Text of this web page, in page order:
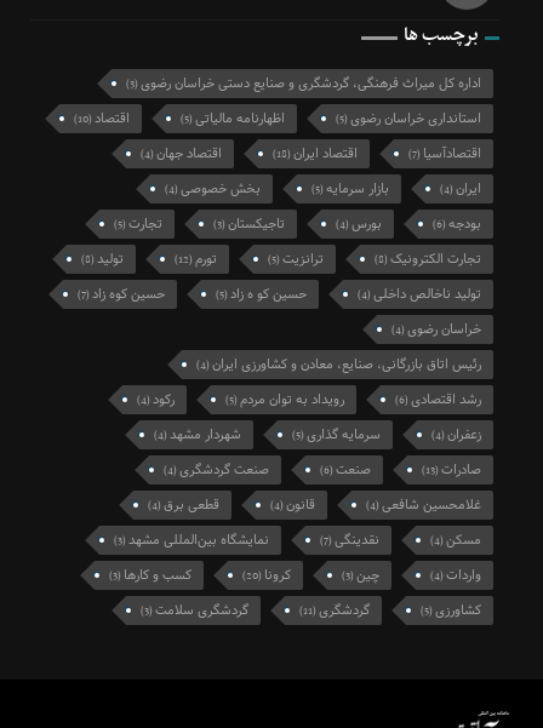
برچسب ها
اداره کل میراث فرهنگی، گردشگری و صنایع دستی خراسان رضوی(3)
استانداری خراسان رضوی(5) اظهارنامه مالیاتی(5) اقتصاد(10)
اقتصادآسیا (7) اقتصاد ایران(18) اقتصاد جهان(4)
ایران(4) بازار سرمایه(5) بخش خصوصی(4)
بودجه(6) بورس(4) تاجیکستان(3) تجارت(5)
تجارت الکترونیک(8) ترانزیت(5) تورم(12) تولید(8)
تولید ناخالص داخلی(4) حسین کو ه زاد(5) حسین کوه زاد(7)
خراسان رضوی(4)
رئیس اتاق بازرگانی، صنایع، معادن و کشاورزی ایران(4)
رشد اقتصادی(6) رویداد به توان مردم(5) رکود(4)
زعفران(4) سرمایه گذاری(5) شهردار مشهد(4)
صادرات(13) صنعت(6) صنعت گردشگری(4)
غلامحسین شافعی(4) قانون(4) قطعی برق(4)
مسکن(4) نقدینگی(7) نمایشگاه بین‌المللی مشهد(3)
واردات(4) چین(3) کرونا (20) کسب و کارها (3)
کشاورزی(5) گردشگری(11) گردشگری سلامت(3)